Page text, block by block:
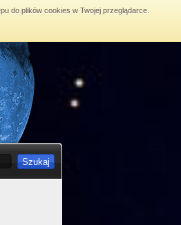
do plików cookies w Twojej przeglądarce.